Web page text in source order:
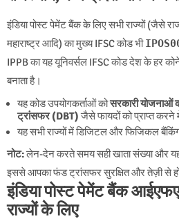
इंडिया पोस्ट पेमेंट बैंक के लिए सभी राज्यों (जैसे
महाराष्ट्र आदि) का मुख्य IFSC कोड भी
IPPB का यह यूनिवर्सल IFSC कोड देश के हर
बनाता है।
यह कोड उपयोगकर्ताओं कोसरकारी योजनाओं
ट्रांसफर (DBT)जैसे फायदों को प्राप्त करने
यह सभी राज्यों में डिजिटल और फिजिकल
नोट:लेन-देन करते समय सही खाता संख्या और यह
इससे आपका फंड ट्रांसफर सुरक्षित और तेज़ी से
इंडिया पोस्ट पेमेंट बैंक
राज्यों के लिए